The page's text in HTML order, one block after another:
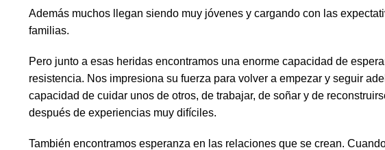
Además muchos llegan siendo muy jóvenes y cargando con las
familias.
Pero junto a esas heridas encontramos una enorme capacidad de
resistencia. Nos impresiona su fuerza para volver a empezar y seguir
capacidad de cuidar unos de otros, de trabajar, de soñar y de
después de experiencias muy difíciles.
También encontramos esperanza en las relaciones que se crean.